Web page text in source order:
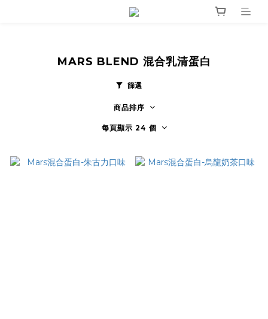
MARS BLEND 混合乳清蛋白
篩選
商品排序
每頁顯示 24 個